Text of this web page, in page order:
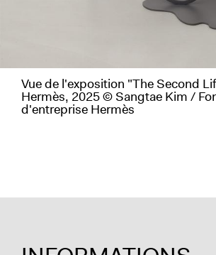
Vue de l'exposition "The Second
Hermès, 2025 © Sangtae Kim /
d'entreprise Hermès